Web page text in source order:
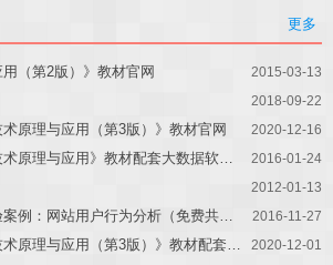
更多
用（第2版）》教材官网 2015-03-13
2018-09-22
原理与应用（第3版）》教材官网 2020-12-16
2016-01-24
2012-01-13
2016-11-27
2020-12-01